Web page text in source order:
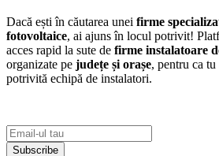
Dacă ești în căutarea unei firme
fotovoltaice, ai ajuns în locul potrivit!
acces rapid la sute de firme instalatoare
organizate pe județe și orașe, pentru ca tu
potrivită echipă de instalatori.
Subscribe